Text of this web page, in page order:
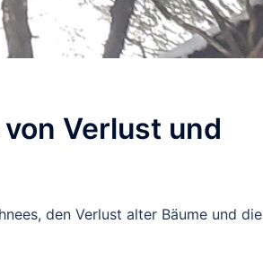
Verlust und
den Verlust alter Bäume und die